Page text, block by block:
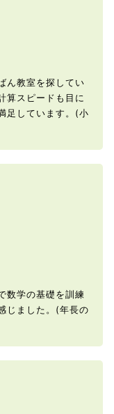
ん教室を探してい
算スピードも目に
足しています。(小
数学の基礎を訓練
じました。(年長の